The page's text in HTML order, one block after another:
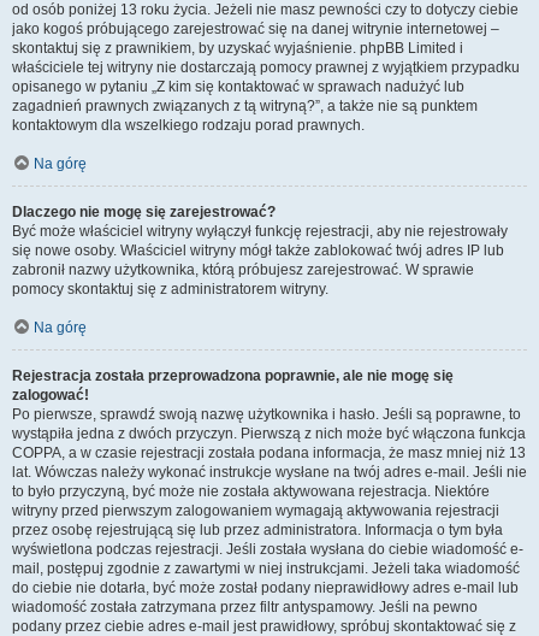
od osób poniżej 13 roku życia. Jeżeli nie masz pewności czy to dotyczy ciebie
jako kogoś próbującego zarejestrować się na danej witrynie internetowej –
skontaktuj się z prawnikiem, by uzyskać wyjaśnienie. phpBB Limited i
właściciele tej witryny nie dostarczają pomocy prawnej z wyjątkiem przypadku
opisanego w pytaniu „Z kim się kontaktować w sprawach nadużyć lub
zagadnień prawnych związanych z tą witryną?”, a także nie są punktem
kontaktowym dla wszelkiego rodzaju porad prawnych.
Na górę
Dlaczego nie mogę się zarejestrować?
Być może właściciel witryny wyłączył funkcję rejestracji, aby nie rejestrowały
się nowe osoby. Właściciel witryny mógł także zablokować twój adres IP lub
zabronił nazwy użytkownika, którą próbujesz zarejestrować. W sprawie
pomocy skontaktuj się z administratorem witryny.
Na górę
Rejestracja została przeprowadzona poprawnie, ale nie mogę się
zalogować!
Po pierwsze, sprawdź swoją nazwę użytkownika i hasło. Jeśli są poprawne, to
wystąpiła jedna z dwóch przyczyn. Pierwszą z nich może być włączona funkcja
COPPA, a w czasie rejestracji została podana informacja, że masz mniej niż 13
lat. Wówczas należy wykonać instrukcje wysłane na twój adres e-mail. Jeśli nie
to było przyczyną, być może nie została aktywowana rejestracja. Niektóre
witryny przed pierwszym zalogowaniem wymagają aktywowania rejestracji
przez osobę rejestrującą się lub przez administratora. Informacja o tym była
wyświetlona podczas rejestracji. Jeśli została wysłana do ciebie wiadomość e-
mail, postępuj zgodnie z zawartymi w niej instrukcjami. Jeżeli taka wiadomość
do ciebie nie dotarła, być może został podany nieprawidłowy adres e-mail lub
wiadomość została zatrzymana przez filtr antyspamowy. Jeśli na pewno
podany przez ciebie adres e-mail jest prawidłowy, spróbuj skontaktować się z